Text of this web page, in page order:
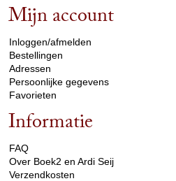
Mijn account
Inloggen/afmelden
Bestellingen
Adressen
Persoonlijke gegevens
Favorieten
Informatie
FAQ
Over Boek2 en Ardi Seij
Verzendkosten